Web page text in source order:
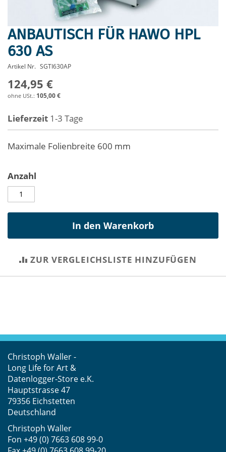
Zum
Anfang
der
Bildergalerie
springen
ANBAUTISCH FÜR HAWO HPL
630 AS
Artikel Nr. SGTI630AP
124,95 €
105,00 €
Lieferzeit 1-3 Tage
Maximale Folienbreite 600 mm
Anzahl
In den Warenkorb
ZUR VERGLEICHSLISTE HINZUFÜGEN
Christoph Waller -
Long Life for Art &
Datenlogger-Store e.K.
Hauptstrasse 47
79356 Eichstetten
Deutschland
Christoph Waller
Fon +49 (0) 7663 608 99-0